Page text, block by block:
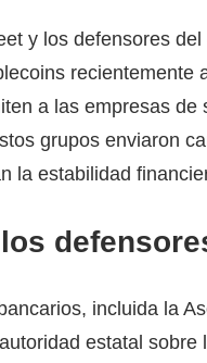
y los defensores
a las empresas
grupos enviaron
la estabilidad
incluida la
estatal